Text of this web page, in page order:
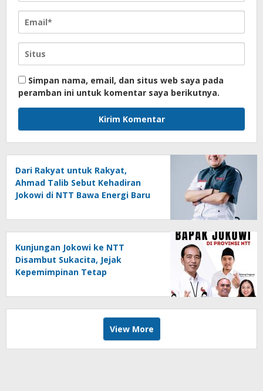
Simpan nama, email, dan situs web saya pada
peramban ini untuk komentar saya berikutnya.
Dari Rakyat untuk Rakyat,
Ahmad Talib Sebut Kehadiran
Jokowi di NTT Bawa Energi Baru
Kunjungan Jokowi ke NTT
Disambut Sukacita, Jejak
Kepemimpinan Tetap
View More